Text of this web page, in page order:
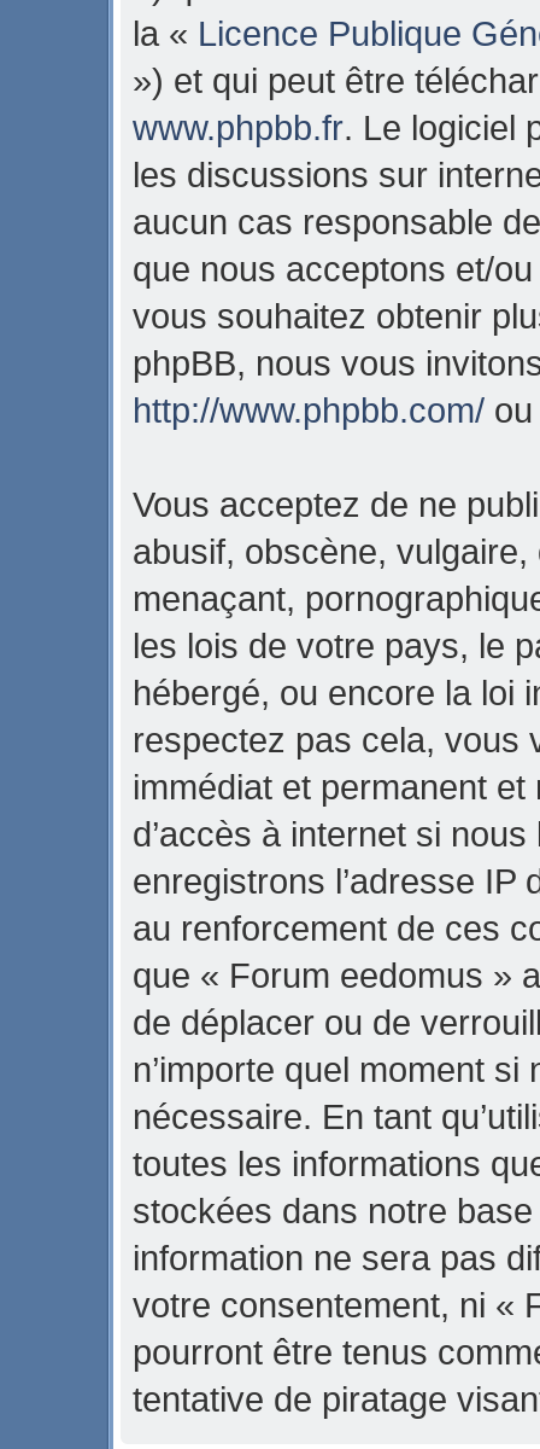
la « Licence Publique
») et qui peut être
www.phpbb.fr. Le logiciel
les discussions sur
aucun cas responsable
que nous acceptons et/
vous souhaitez obtenir
phpBB, nous vous
http://www.phpbb.com/
Vous acceptez de ne
abusif, obscène,
menaçant,
les lois de votre pays, le
hébergé, ou encore la loi
respectez pas cela, vous
immédiat et permanent
d’accès à internet si
enregistrons l’adresse IP
au renforcement de ces
que « Forum eedomus »
de déplacer ou de
n’importe quel moment
nécessaire. En tant
toutes les informations
stockées dans notre
information ne sera pas
votre consentement, ni «
pourront être tenus
tentative de piratage